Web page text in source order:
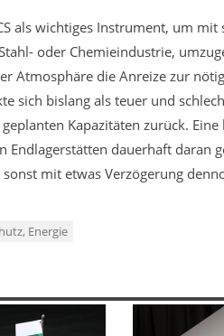
als wichtiges Instrument, um
oder Chemieindustrie,
Atmosphäre die Anreize zur
sich bislang als teuer und
Kapazitäten zurück.
Endlagerstätten dauerhaft daran
mit etwas Verzögerung
Energie